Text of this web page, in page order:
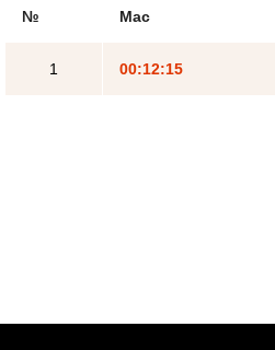
№ Mac
1 00:12:15